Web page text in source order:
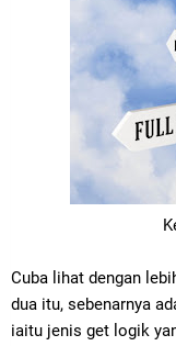
Cuba lihat dengan
dua itu, sebenarnya
iaitu jenis get logik